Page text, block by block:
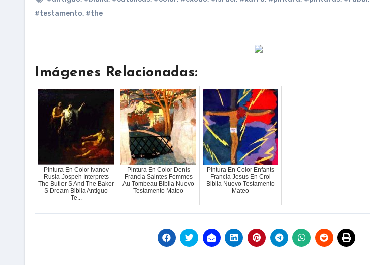
#testamento, #the
Imágenes Relacionadas:
Pintura En Color Ivanov
Rusia Jospeh Interprets
The Butler S And The Baker
S Dream Biblia Antiguo
Te...
Pintura En Color Denis
Francia Saintes Femmes
Au Tombeau Biblia Nuevo
Testamento Mateo
Pintura En Color Enfants
Francia Jesus En Croi
Biblia Nuevo Testamento
Mateo